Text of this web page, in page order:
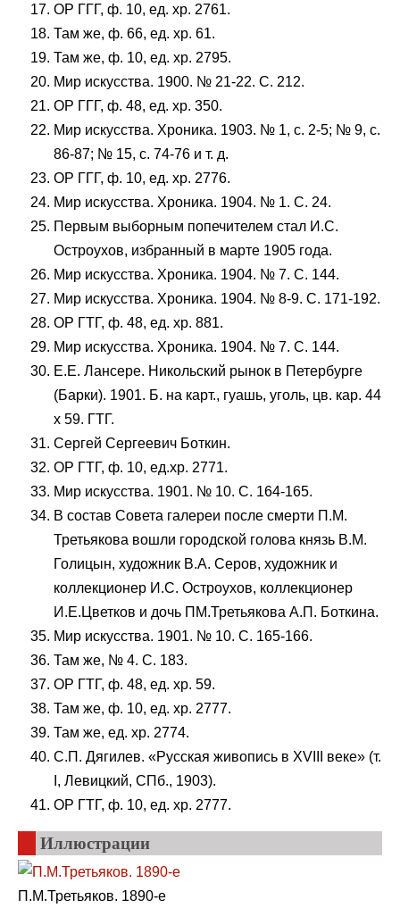
ОР ГГГ, ф. 10, ед. хр. 2761.
Там же, ф. 66, ед. хр. 61.
Там же, ф. 10, ед. хр. 2795.
Мир искусства. 1900. № 21-22. С. 212.
ОР ГГГ, ф. 48, ед. хр. 350.
Мир искусства. Хроника. 1903. № 1, с. 2-5; № 9, с.
86-87; № 15, с. 74-76 и т. д.
ОР ГГГ, ф. 10, ед. хр. 2776.
Мир искусства. Хроника. 1904. № 1. С. 24.
Первым выборным попечителем стал И.С.
Остроухов, избранный в марте 1905 года.
Мир искусства. Хроника. 1904. № 7. С. 144.
Мир искусства. Хроника. 1904. № 8-9. С. 171-192.
ОР ГТГ, ф. 48, ед. хр. 881.
Мир искусства. Хроника. 1904. № 7. С. 144.
Е.Е. Лансере. Никольский рынок в Петербурге
(Барки). 1901. Б. на карт., гуашь, уголь, цв. кар. 44
х 59. ГТГ.
Сергей Сергеевич Боткин.
ОР ГТГ, ф. 10, ед.хр. 2771.
Мир искусства. 1901. № 10. C. 164-165.
В состав Совета галереи после смерти П.М.
Третьякова вошли городской голова князь В.М.
Голицын, художник В.А. Серов, художник и
коллекционер И.С. Остроухов, коллекционер
И.Е.Цветков и дочь ПМ.Третьякова А.П. Боткина.
Мир искусства. 1901. № 10. С. 165-166.
Там же, № 4. С. 183.
ОР ГТГ, ф. 48, ед. хр. 59.
Там же, ф. 10, ед. хр. 2777.
Там же, ед. хр. 2774.
С.П. Дягилев. «Русская живопись в XVIII веке» (т.
I, Левицкий, СПб., 1903).
ОР ГТГ, ф. 10, ед. хр. 2777.
Иллюстрации
П.М.Третьяков. 1890-е